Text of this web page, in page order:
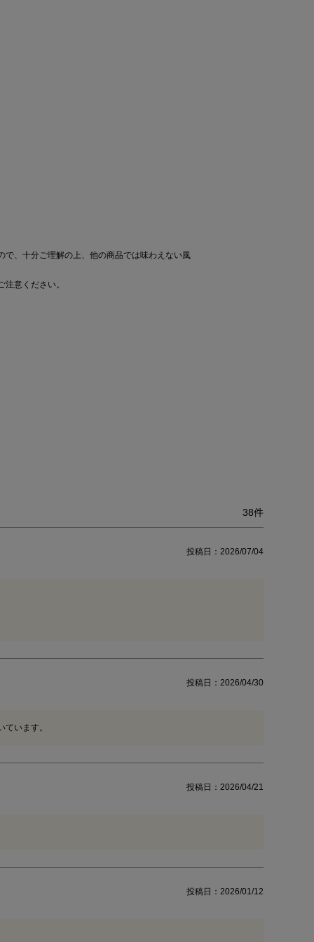
、十分ご理解の上、他の商品では味わえない風
意ください。
38
投稿日 2026/07/04
投稿日 2026/04/30
います。
投稿日 2026/04/21
投稿日 2026/01/12